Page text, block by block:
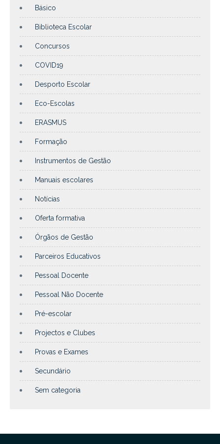
Básico
Biblioteca Escolar
Concursos
COVID19
Desporto Escolar
Eco-Escolas
ERASMUS
Formação
Instrumentos de Gestão
Manuais escolares
Notícias
Oferta formativa
Órgãos de Gestão
Parceiros Educativos
Pessoal Docente
Pessoal Não Docente
Pré-escolar
Projectos e Clubes
Provas e Exames
Secundário
Sem categoria